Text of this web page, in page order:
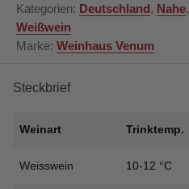
Nahe
Menge
Kategorien: Deutschland, Nahe,
Weißwein
Marke: Weinhaus Venum
Steckbrief
Weinart Trinktemp.
Weisswein 10-12 °C